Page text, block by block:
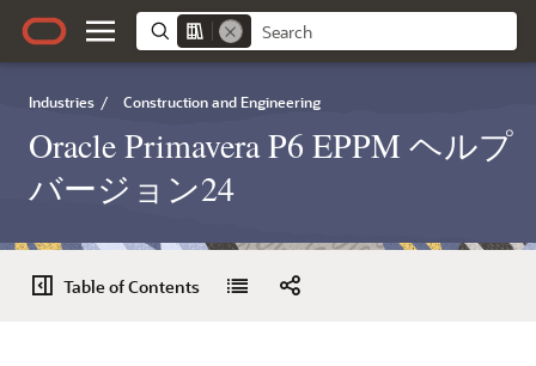
Industries / Construction and Engineering
Oracle Primavera P6 EPPM ヘルプ
バージョン24
Table of Contents